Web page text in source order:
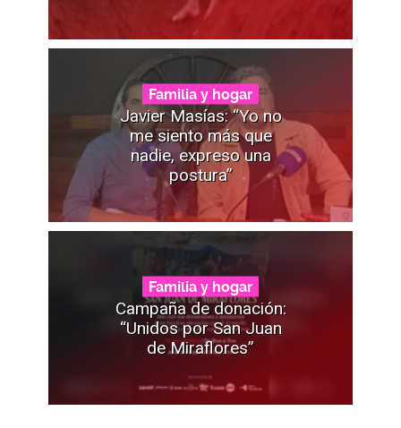
Familia y hogar
Javier Masías: “Yo no
me siento más que
nadie, expreso una
postura”
Familia y hogar
Campaña de donación:
“Unidos por San Juan
de Miraflores”